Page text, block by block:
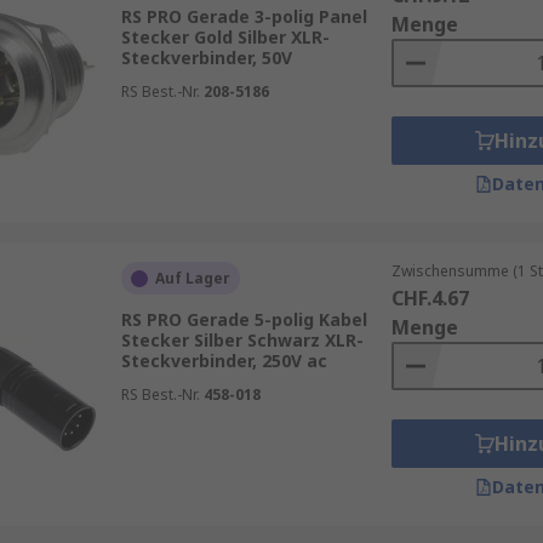
wie
Schwarzund Grau
erhältlich. Diese
ein einheitliches Design in Geräten, Racks oder
in speziellenkombinierten Bauformen
erhältlich.
und professionell auslegen, unabhängig davon, ob
Standard für Audiosignale bieten
Diese Auswahl ermöglicht den Einsatz in
Lichtsteuerung, Broadcast‑Infrastruktur,
Verriegelung und sichere Kontaktqualität in mobilen
Sie unserem
RS ein großes Sortiment an Bauformen, Montagearten,
RS PRO Gerade 3-polig Panel
Stecker Gold Silber XLR-
Steckverbinder, 50V
RS Best.-Nr. 208-5186
Menge
Auf Lager
RS PRO Gerade 5-polig Kabel
Stecker Silber Schwarz XLR-
Steckverbinder, 250V ac
RS Best.-Nr. 458-018
Zwischensumme (1
CHF.4.67
Menge